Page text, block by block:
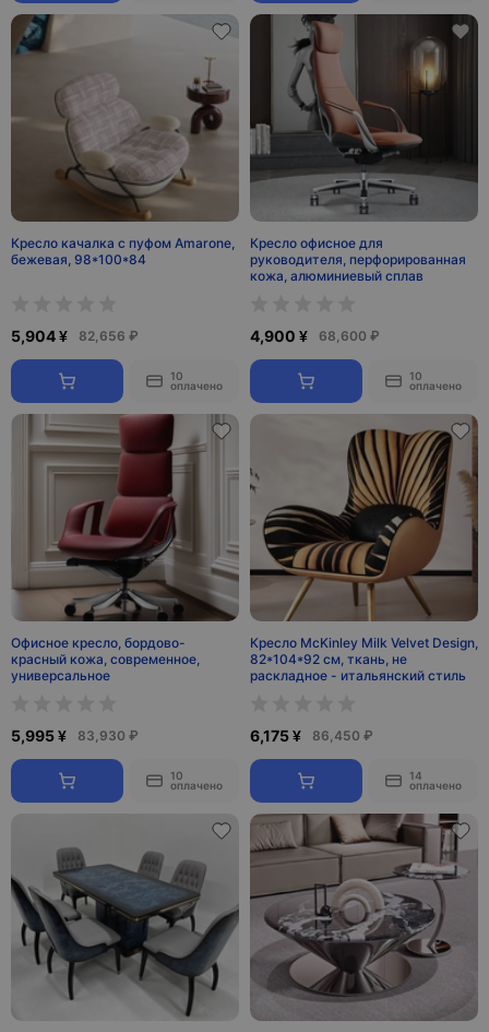
Кресло качалка с пуфом Amarone,
бежевая, 98*100*84
5,904 ¥ 82,656 ₽
10
оплачено
Кресло офисное для
руководителя, перфорированная
кожа, алюминиевый сплав
4,900 ¥ 68,600 ₽
10
оплачено
Офисное кресло, бордово-
красный кожа, современное,
универсальное
5,995 ¥ 83,930 ₽
10
оплачено
Кресло McKinley Milk Velvet Design,
82*104*92 см, ткань, не
раскладное - итальянский стиль
6,175 ¥ 86,450 ₽
14
оплачено